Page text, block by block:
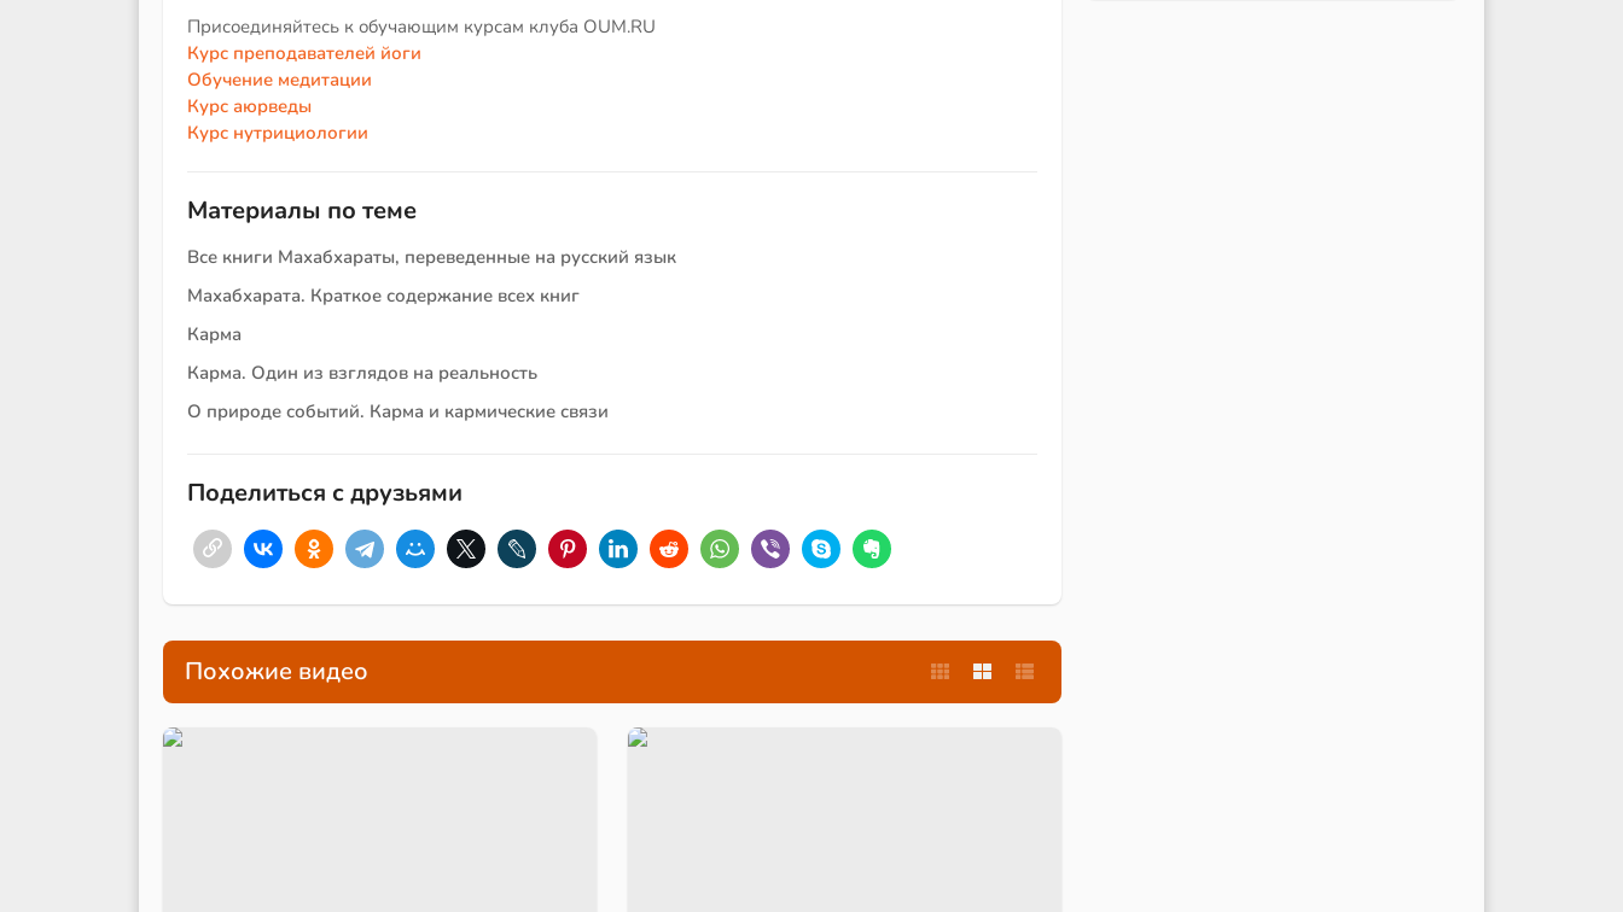
Присоединяйтесь к обучающим курсам клуба OUM.RU
Курс преподавателей йоги
Обучение медитации
Курс аюрведы
Курс нутрициологии
Материалы по теме
Все книги Махабхараты, переведенные на русский язык
Махабхарата. Краткое содержание всех книг
Карма
Карма. Один из взглядов на реальность
О природе событий. Карма и кармические связи
Поделиться с друзьями
Похожие видео